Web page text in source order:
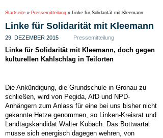
Startseite » Pressemitteilung » Linke für Solidarität mit Kleemann
Linke für Solidarität mit Kleemann
29. DEZEMBER 2015 Pressemitteilung
Linke für Solidarität mit Kleemann, doch gegen
kulturellen Kahlschlag in Teilorten
Die Ankündigung, die Grundschule in Gronau zu
schließen, wird von Pegida, AfD und NPD-
Anhängern zum Anlass für eine bei uns bisher nicht
gekannte Hetze genommen, so Linken-Kreisrat und
Landtagskandidat Walter Kubach. Das Bottwartal
müsse sich energisch dagegen wehren, von